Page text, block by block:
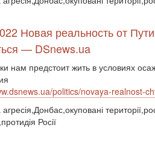
Новая реальность от
— DSnews.ua
нам предстоит жить в условиях
politics/novaya-realnost-
агресія,Донбас,окуповані
Росії